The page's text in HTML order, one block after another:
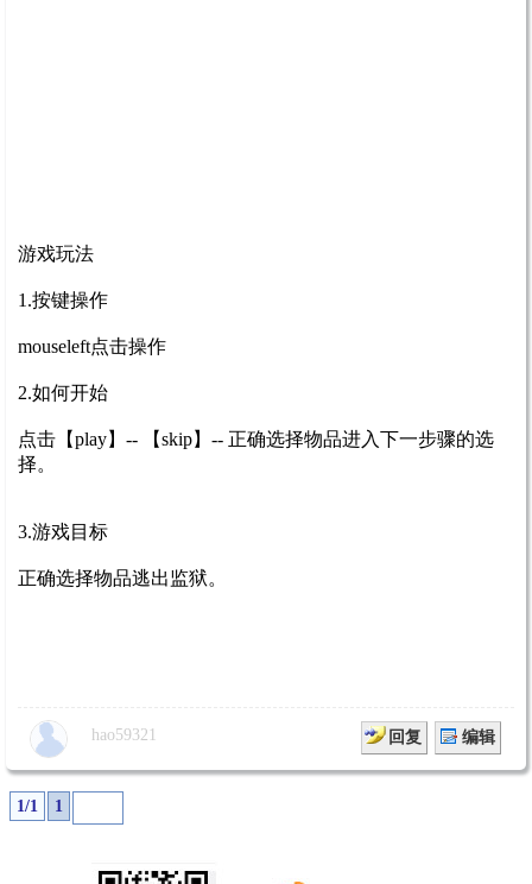
游戏玩法
1.按键操作
mouseleft点击操作
2.如何开始
点击【play】-- 【skip】-- 正确选择物品进入下一步骤的选
择。
3.游戏目标
正确选择物品逃出监狱。
hao59321 回复 编辑
1/1 1